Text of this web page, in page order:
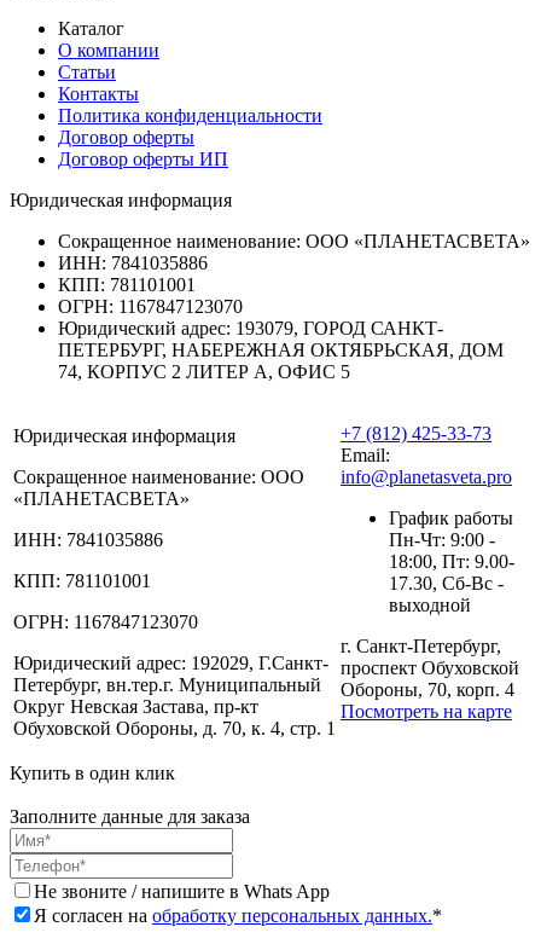
Каталог
О компании
Статьи
Контакты
Политика конфиденциальности
Договор оферты
Договор оферты ИП
Юридическая информация
Сокращенное наименование: ООО «ПЛАНЕТАСВЕТА»
ИНН: 7841035886
КПП: 781101001
ОГРН: 1167847123070
Юридический адрес: 193079, ГОРОД САНКТ-
ПЕТЕРБУРГ, НАБЕРЕЖНАЯ ОКТЯБРЬСКАЯ, ДОМ
74, КОРПУС 2 ЛИТЕР А, ОФИС 5
Юридическая информация
Сокращенное наименование: ООО
«ПЛАНЕТАСВЕТА»
ИНН: 7841035886
КПП: 781101001
ОГРН: 1167847123070
Юридический адрес: 192029, Г.Санкт-
Петербург, вн.тер.г. Муниципальный
Округ Невская Застава, пр-кт
Обуховской Обороны, д. 70, к. 4, стр. 1
+7 (812) 425-33-73
Email:
info@planetasveta.pro
График работы
Пн-Чт: 9:00 -
18:00, Пт: 9.00-
17.30, Сб-Вс -
выходной
г. Санкт-Петербург,
проспект Обуховской
Обороны, 70, корп. 4
Посмотреть на карте
Купить в один клик
Заполните данные для заказа
Не звоните / напишите в Whats App
Я согласен на обработку персональных данных.*